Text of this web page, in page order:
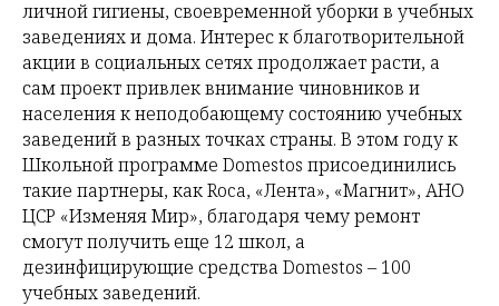
личной гигиены, своевременной уборки в учебных
заведениях и дома. Интерес к благотворительной
акции в социальных сетях продолжает расти, а
сам проект привлек внимание чиновников и
населения к неподобающему состоянию учебных
заведений в разных точках страны. В этом году к
Школьной программе Domestos присоединились
такие партнеры, как Roca, «Лента», «Магнит», АНО
ЦСР «Изменяя Мир», благодаря чему ремонт
смогут получить еще 12 школ, а
дезинфицирующие средства Domestos – 100
учебных заведений.